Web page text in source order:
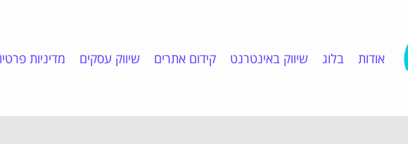
אודות בלוג שיווק באינטרנט קידום אתרים שיווק עסקים מדיניות